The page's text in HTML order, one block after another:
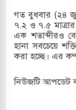
গত বুধবার (২৪
৭.২ ও ৭.৫
এক শতাব্দীরও
হানা সবচেয়ে
করা হচ্ছে। এর
নিউজটি আপডেট